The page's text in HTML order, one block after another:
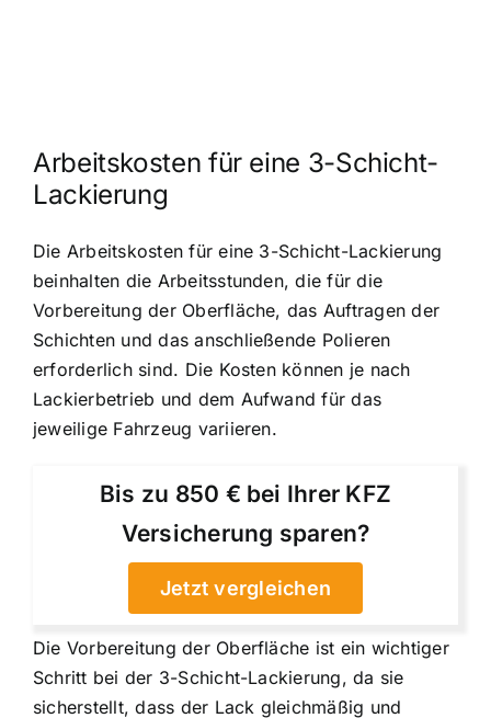
Arbeitskosten für eine 3-Schicht-
Lackierung
Die Arbeitskosten für eine 3-Schicht-Lackierung
beinhalten die Arbeitsstunden, die für die
Vorbereitung der Oberfläche, das Auftragen der
Schichten und das anschließende Polieren
erforderlich sind. Die Kosten können je nach
Lackierbetrieb und dem Aufwand für das
jeweilige Fahrzeug variieren.
Bis zu 850 € bei Ihrer KFZ
Versicherung sparen?
Jetzt vergleichen
Die Vorbereitung der Oberfläche ist ein wichtiger
Schritt bei der 3-Schicht-Lackierung, da sie
sicherstellt, dass der Lack gleichmäßig und